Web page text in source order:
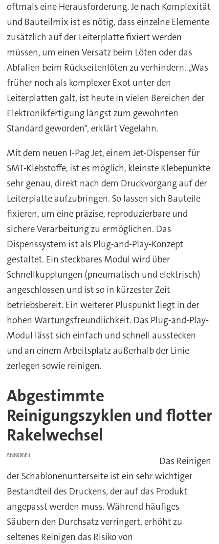
oftmals eine Herausforderung. Je nach Komplexität
und Bauteilmix ist es nötig, dass einzelne Elemente
zusätzlich auf der Leiterplatte fixiert werden
müssen, um einen Versatz beim Löten oder das
Abfallen beim Rückseitenlöten zu verhindern. „Was
früher noch als komplexer Exot unter den
Leiterplatten galt, ist heute in vielen Bereichen der
Elektronikfertigung längst zum gewohnten
Standard geworden“, erklärt Vegelahn.
Mit dem neuen I-Pag Jet, einem Jet-Dispenser für
SMT-Klebstoffe, ist es möglich, kleinste Klebepunkte
sehr genau, direkt nach dem Druckvorgang auf der
Leiterplatte aufzubringen. So lassen sich Bauteile
fixieren, um eine präzise, reproduzierbare und
sichere Verarbeitung zu ermöglichen. Das
Dispenssystem ist als Plug-and-Play-Konzept
gestaltet. Ein steckbares Modul wird über
Schnellkupplungen (pneumatisch und elektrisch)
angeschlossen und ist so in kürzester Zeit
betriebsbereit. Ein weiterer Pluspunkt liegt in der
hohen Wartungsfreundlichkeit. Das Plug-and-Play-
Modul lässt sich einfach und schnell ausstecken
und an einem Arbeitsplatz außerhalb der Linie
zerlegen sowie reinigen.
Abgestimmte
Reinigungszyklen und flotter
Rakelwechsel
ANZEIGE
Das Reinigen
der Schablonenunterseite ist ein sehr wichtiger
Bestandteil des Druckens, der auf das Produkt
angepasst werden muss. Während häufiges
Säubern den Durchsatz verringert, erhöht zu
seltenes Reinigen das Risiko von